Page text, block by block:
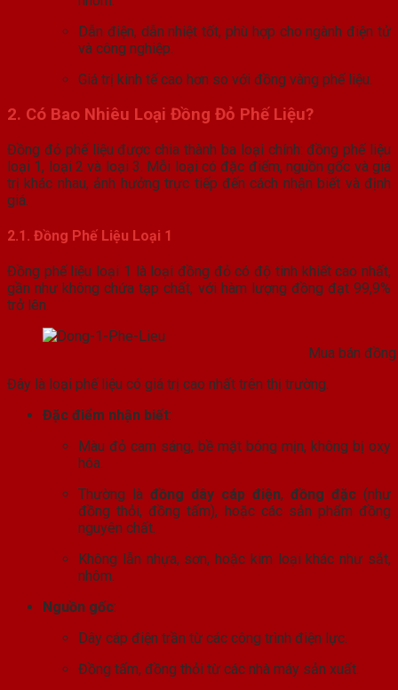
Dẫn điện, dẫn nhiệt tốt, phù hợp cho ngành điện tử
và công nghiệp.
Giá trị kinh tế cao hơn so với đồng vàng phế liệu.
2. Có Bao Nhiêu Loại Đồng Đỏ Phế Liệu?
Đồng đỏ phế liệu được chia thành ba loại chính: đồng phế liệu
loại 1, loại 2 và loại 3. Mỗi loại có đặc điểm, nguồn gốc và giá
trị khác nhau, ảnh hưởng trực tiếp đến cách nhận biết và định
giá.
2.1. Đồng Phế Liệu Loại 1
Đồng phế liệu loại 1 là loại đồng đỏ có độ tinh khiết cao nhất,
gần như không chứa tạp chất, với hàm lượng đồng đạt 99,9%
trở lên.
Mua bán
Đây là loại phế liệu có giá trị cao nhất trên thị trường.
Đặc điểm nhận biết:
Màu đỏ cam sáng, bề mặt bóng mịn, không bị oxy
hóa.
Thường là đồng dây cáp điện, đồng đặc (như
đồng thỏi, đồng tấm), hoặc các sản phẩm đồng
nguyên chất.
Không lẫn nhựa, sơn, hoặc kim loại khác như sắt,
nhôm.
Nguồn gốc:
Dây cáp điện trần từ các công trình điện lực.
Đồng tấm, đồng thỏi từ các nhà máy sản xuất.